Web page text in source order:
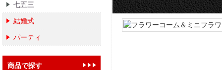
七五三
結婚式
パーティ
商品で探す